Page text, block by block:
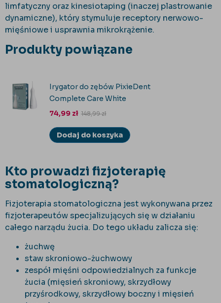
limfatyczny oraz kinesiotaping (inaczej plastrowanie
dynamiczne), który stymuluje receptory nerwowo-
mięśniowe i usprawnia mikrokrążenie.
Produkty powiązane
Irygator do zębów PixieDent
Complete Care White
74,99 zł 148,99zł
Dodaj do koszyka
Kto prowadzi fizjoterapię
stomatologiczną?
Fizjoterapia stomatologiczna jest wykonywana przez
fizjoterapeutów specjalizujących się w działaniu
całego narządu żucia. Do tego układu zalicza się:
żuchwę
staw skroniowo-żuchwowy
zespół mięśni odpowiedzialnych za funkcje
żucia (mięsień skroniowy, skrzydłowy
przyśrodkowy, skrzydłowy boczny i mięsień